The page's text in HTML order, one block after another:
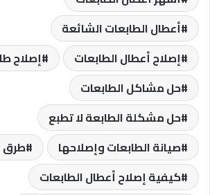
أعطال الطابعات الشائعة
إصلاح أعطال الطابعات
إصلاح
حل مشاكل الطابعات
حل مشكلة الطابعة لا تطبع
صيانة الطابعات وإصلاحها
طرق
كيفية إصلاح أعطال الطابعات